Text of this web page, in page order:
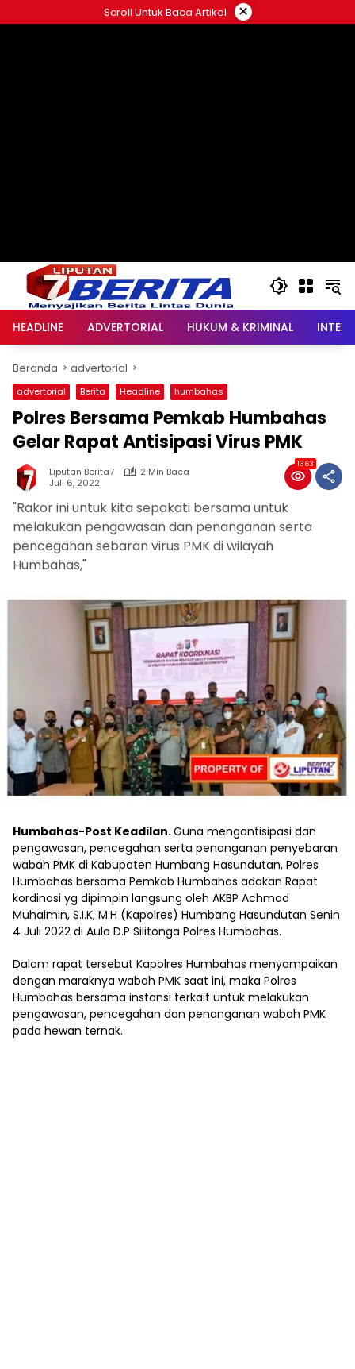
ke
Scroll Untuk Baca Artikel ×
HEADLINE ADVERTORIAL HUKUM & KRIMINAL
Beranda advertorial
advertorial Berita Headline humbahas
Polres Bersama Pemkab Humbahas
Gelar Rapat Antisipasi Virus PMK
Liputan Berita7
2 Min Baca
Juli 6, 2022
1363
"Rakor ini untuk kita sepakati bersama untuk
melakukan pengawasan dan penanganan serta
pencegahan sebaran virus PMK di wilayah
Humbahas,"
Humbahas-Post Keadilan.Guna mengantisipasi dan
pengawasan, pencegahan serta penanganan penyebaran
wabah PMK di Kabupaten Humbang Hasundutan, Polres
Humbahas bersama Pemkab Humbahas adakan Rapat
kordinasi yg dipimpin langsung oleh AKBP Achmad
Muhaimin, S.I.K, M.H (Kapolres) Humbang Hasundutan Senin
4 Juli 2022 di Aula D.P Silitonga Polres Humbahas.
Dalam rapat tersebut Kapolres Humbahas menyampaikan
dengan maraknya wabah PMK saat ini, maka Polres
Humbahas bersama instansi terkait untuk melakukan
pengawasan, pencegahan dan penanganan wabah PMK
pada hewan ternak.